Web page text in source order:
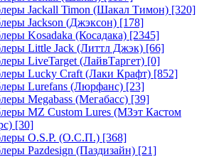
Jackall Timon (Шакал Тимон) [320]
Jackson (Джэксон) [178]
Kosadaka (Косадака) [2345]
Little Jack (Литтл Джэк) [66]
LiveTarget (ЛайвТаргет) [0]
Lucky Craft (Лаки Крафт) [852]
Lurefans (Люрфанс) [23]
Megabass (Мегабасс) [39]
MZ Custom Lures (МЗэт Кастом
[30]
O.S.P. (О.С.П.) [368]
Pazdesign (Паздизайн) [21]